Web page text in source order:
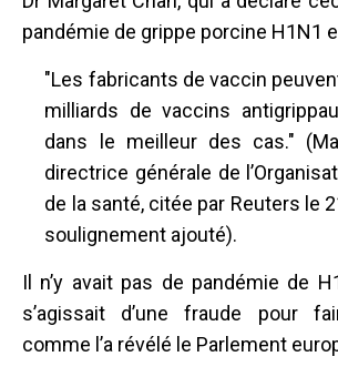
pandémie de grippe porcine H1N1
"Les fabricants de vaccin
milliards de vaccins
dans le meilleur des cas."
directrice générale de
de la santé, citée par Reuters le
soulignement ajouté).
Il n’y avait pas de pandémie de
s’agissait d’une fraude pour
comme l’a révélé le Parlement